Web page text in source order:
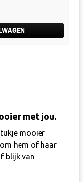
met jou.
mooier
hem of haar
blijk van